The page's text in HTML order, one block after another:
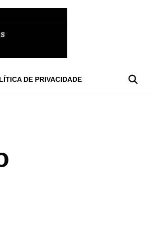
DE PRIVACIDADE